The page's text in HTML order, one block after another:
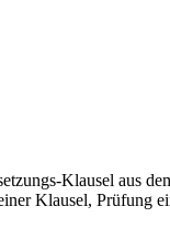
Klausel aus
Klausel, Prüfung